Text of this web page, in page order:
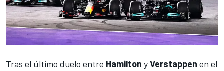
Tras el último duelo entre Hamilton yVerstappen en el